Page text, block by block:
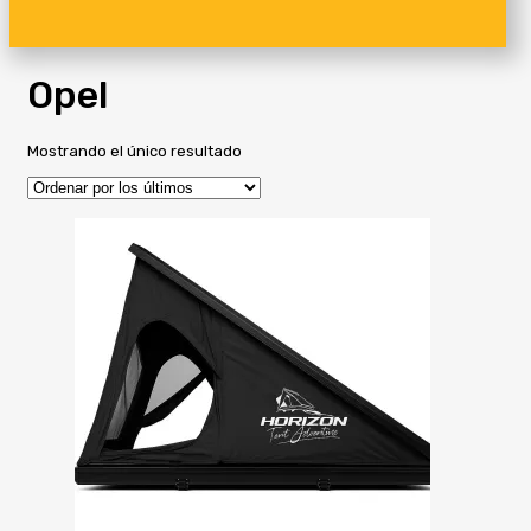
Opel
Mostrando el único resultado